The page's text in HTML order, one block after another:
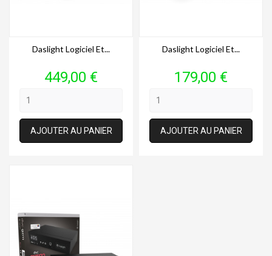
Daslight Logiciel Et...
Prix
449,00 €
AJOUTER AU PANIER
Daslight Logiciel Et...
Prix
179,00 €
AJOUTER AU PANIER